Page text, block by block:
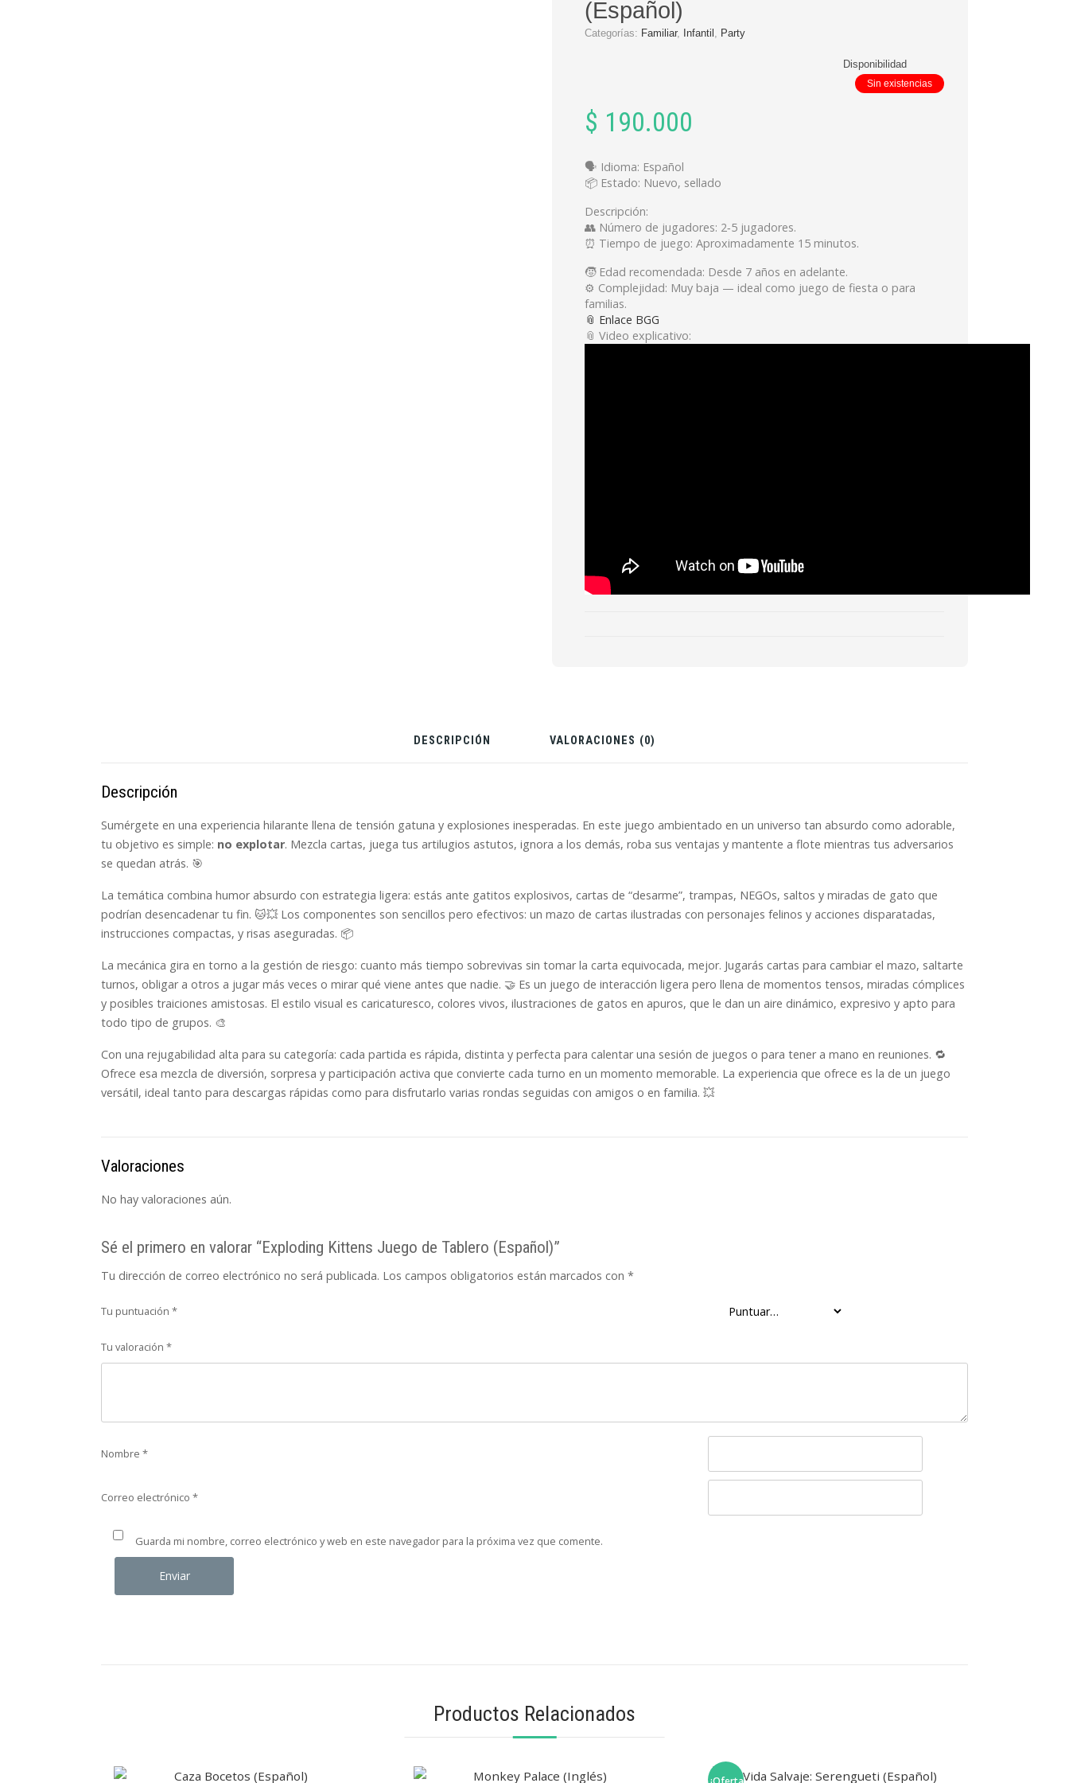
(Español)
Categorías: Familiar, Infantil , Party
Disponibilidad
Sin existencias
$ 190.000
🗣️ Idioma: Español
📦 Estado: Nuevo, sellado
Descripción:
👥 Número de jugadores: 2‑5 jugadores.
⏰ Tiempo de juego: Aproximadamente 15 minutos.
🧒 Edad recomendada: Desde 7 años en adelante.
⚙️ Complejidad: Muy baja — ideal como juego de fiesta o para
familias.
📎 Enlace BGG
📎 Video explicativo:
DESCRIPCIÓN VALORACIONES (0)
Descripción
Sumérgete en una experiencia hilarante llena de tensión gatuna y explosiones inesperadas. En este juego ambientado en un universo tan absurdo como adorable,
tu objetivo es simple: no explotar. Mezcla cartas, juega tus artilugios astutos, ignora a los demás, roba sus ventajas y mantente a flote mientras tus adversarios
se quedan atrás. 🎯
La temática combina humor absurdo con estrategia ligera: estás ante gatitos explosivos, cartas de “desarme”, trampas, NEGOs, saltos y miradas de gato que
podrían desencadenar tu fin. 🐱💥 Los componentes son sencillos pero efectivos: un mazo de cartas ilustradas con personajes felinos y acciones disparatadas,
instrucciones compactas, y risas aseguradas. 📦
La mecánica gira en torno a la gestión de riesgo: cuanto más tiempo sobrevivas sin tomar la carta equivocada, mejor. Jugarás cartas para cambiar el mazo, saltarte
turnos, obligar a otros a jugar más veces o mirar qué viene antes que nadie. 🤝 Es un juego de interacción ligera pero llena de momentos tensos, miradas cómplices
y posibles traiciones amistosas. El estilo visual es caricaturesco, colores vivos, ilustraciones de gatos en apuros, que le dan un aire dinámico, expresivo y apto para
todo tipo de grupos. 🎨
Con una rejugabilidad alta para su categoría: cada partida es rápida, distinta y perfecta para calentar una sesión de juegos o para tener a mano en reuniones. 🔁
Ofrece esa mezcla de diversión, sorpresa y participación activa que convierte cada turno en un momento memorable. La experiencia que ofrece es la de un juego
versátil, ideal tanto para descargas rápidas como para disfrutarlo varias rondas seguidas con amigos o en familia. 💥
Valoraciones
No hay valoraciones aún.
Sé el primero en valorar “Exploding Kittens Juego de Tablero (Español)”
Tu dirección de correo electrónico no será publicada. Los campos obligatorios están marcados con *
Tu puntuación *
Tu valoración *
Nombre *
Correo electrónico *
Guarda mi nombre, correo electrónico y web en este navegador para la próxima vez que comente.
Productos Relacionados